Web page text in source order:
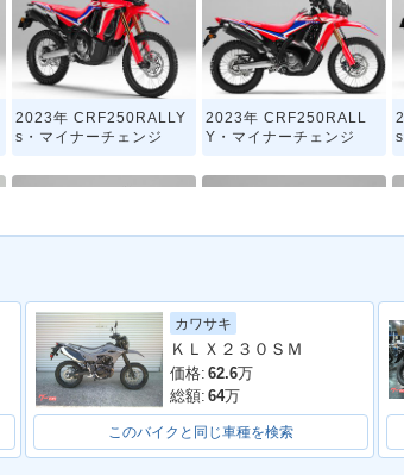
2023年 CRF250RALLY
s・マイナーチェンジ
2023年 CRF250RALL
Y・マイナーチェンジ
2018年 CRF250RALLY
Type LD ABS・カラーチ
ェンジ
2018年 CRF250RALLY
Type LD
カワサキ
ＫＬＸ２３０ＳＭ
価格: 62.6万
総額: 64万
このバイクと同じ車種を検索